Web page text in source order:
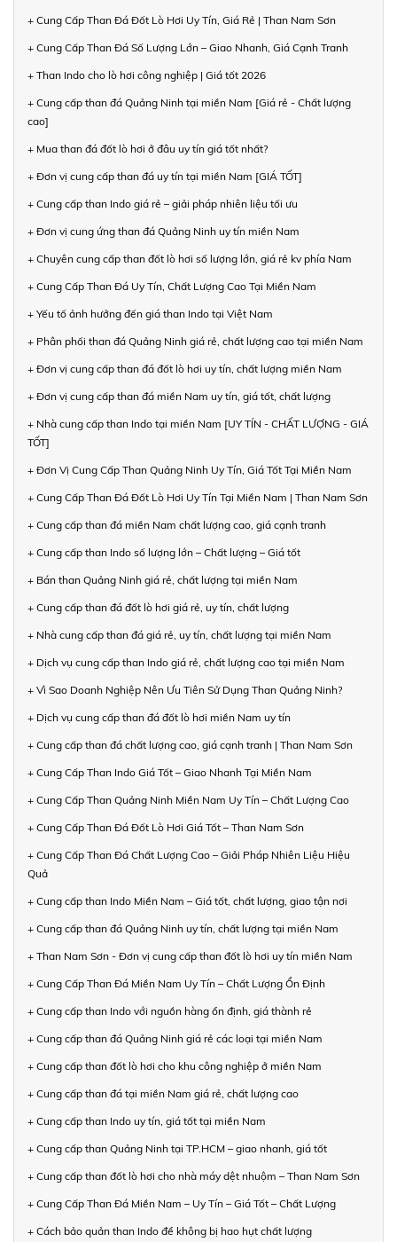
+ Cung Cấp Than Đá Đốt Lò Hơi Uy Tín, Giá Rẻ | Than Nam Sơn
+ Cung Cấp Than Đá Số Lượng Lớn – Giao Nhanh, Giá Cạnh Tranh
+ Than Indo cho lò hơi công nghiệp | Giá tốt 2026
+ Cung cấp than đá Quảng Ninh tại miền Nam [Giá rẻ - Chất lượng
cao]
+ Mua than đá đốt lò hơi ở đâu uy tín giá tốt nhất?
+ Đơn vị cung cấp than đá uy tín tại miền Nam [GIÁ TỐT]
+ Cung cấp than Indo giá rẻ – giải pháp nhiên liệu tối ưu
+ Đơn vị cung ứng than đá Quảng Ninh uy tín miền Nam
+ Chuyên cung cấp than đốt lò hơi số lượng lớn, giá rẻ kv phía Nam
+ Cung Cấp Than Đá Uy Tín, Chất Lượng Cao Tại Miền Nam
+ Yếu tố ảnh hưởng đến giá than Indo tại Việt Nam
+ Phân phối than đá Quảng Ninh giá rẻ, chất lượng cao tại miền Nam
+ Đơn vị cung cấp than đá đốt lò hơi uy tín, chất lượng miền Nam
+ Đơn vị cung cấp than đá miền Nam uy tín, giá tốt, chất lượng
+ Nhà cung cấp than Indo tại miền Nam [UY TÍN - CHẤT LƯỢNG - GIÁ
TỐT]
+ Đơn Vị Cung Cấp Than Quảng Ninh Uy Tín, Giá Tốt Tại Miền Nam
+ Cung Cấp Than Đá Đốt Lò Hơi Uy Tín Tại Miền Nam | Than Nam Sơn
+ Cung cấp than đá miền Nam chất lượng cao, giá cạnh tranh
+ Cung cấp than Indo số lượng lớn – Chất lượng – Giá tốt
+ Bán than Quảng Ninh giá rẻ, chất lượng tại miền Nam
+ Cung cấp than đá đốt lò hơi giá rẻ, uy tín, chất lượng
+ Nhà cung cấp than đá giá rẻ, uy tín, chất lượng tại miền Nam
+ Dịch vụ cung cấp than Indo giá rẻ, chất lượng cao tại miền Nam
+ Vì Sao Doanh Nghiệp Nên Ưu Tiên Sử Dụng Than Quảng Ninh?
+ Dịch vụ cung cấp than đá đốt lò hơi miền Nam uy tín
+ Cung cấp than đá chất lượng cao, giá cạnh tranh | Than Nam Sơn
+ Cung Cấp Than Indo Giá Tốt – Giao Nhanh Tại Miền Nam
+ Cung Cấp Than Quảng Ninh Miền Nam Uy Tín – Chất Lượng Cao
+ Cung Cấp Than Đá Đốt Lò Hơi Giá Tốt – Than Nam Sơn
+ Cung Cấp Than Đá Chất Lượng Cao – Giải Pháp Nhiên Liệu Hiệu
Quả
+ Cung cấp than Indo Miền Nam – Giá tốt, chất lượng, giao tận nơi
+ Cung cấp than đá Quảng Ninh uy tín, chất lượng tại miền Nam
+ Than Nam Sơn - Đơn vị cung cấp than đốt lò hơi uy tín miền Nam
+ Cung Cấp Than Đá Miền Nam Uy Tín – Chất Lượng Ổn Định
+ Cung cấp than Indo với nguồn hàng ổn định, giá thành rẻ
+ Cung cấp than đá Quảng Ninh giá rẻ các loại tại miền Nam
+ Cung cấp than đốt lò hơi cho khu công nghiệp ở miền Nam
+ Cung cấp than đá tại miền Nam giá rẻ, chất lượng cao
+ Cung cấp than Indo uy tín, giá tốt tại miền Nam
+ Cung cấp than Quảng Ninh tại TP.HCM – giao nhanh, giá tốt
+ Cung cấp than đốt lò hơi cho nhà máy dệt nhuộm – Than Nam Sơn
+ Cung Cấp Than Đá Miền Nam – Uy Tín – Giá Tốt – Chất Lượng
+ Cách bảo quản than Indo để không bị hao hụt chất lượng